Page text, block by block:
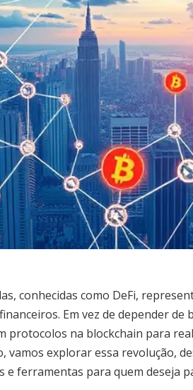
conhecidas como DeFi,
Em vez de depender
protocolos na blockchain para
vamos explorar essa revolução,
ferramentas para quem deseja